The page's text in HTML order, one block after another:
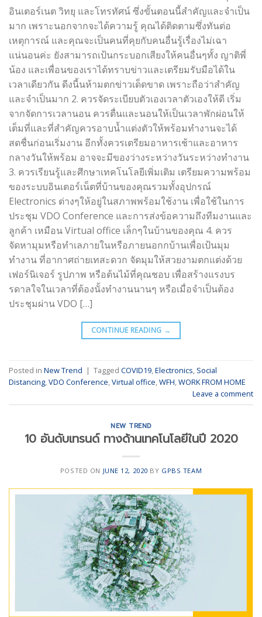
อินเตอร์เนต วิทยุ และโทรทัศน์ ซึ่งขั้นตอนนี้สำคัญและจำเป็น
มาก เพราะนอกจากจะได้ความรู้ คุณได้ติดตามซึ่งทันต่อ
เหตุการณ์ และคุณจะเป็นคนที่คุยกับคนอื่นรู้เรื่องไม่เฉา
แน่นอนค่ะ ยังสามารถเป้นกระบอกเสียงให้คนอื่นๆทั้ง ญาติพี่
น้อง และเพื่อนของเราได้ทราบข่าวและเตรียมรับมือได้ใน
เวลาเดียวกัน ดีงนี้นห้ามตกข่าวเด็ดขาด เพราะถือว่าสำคัญ
และจำเป็นมาก 2. ควรจัดระเบียบตัวเองเวลาตัวเองให้ดี เริ่ม
จากจัดการเวลานอน ควรตื่นและนอนให้เป็นเวลาพักผ่อนให้
เต็มที่และที่สำคัญควรอาบน้ำแต่งตัวให้พร้อมทำงานจะได้
สดชื่นก่อนเริ่มงาน อีกทั้งควรเตรียมอาหารเช้าและอาหาร
กลางวันให้พร้อม อาจจะมีของว่างระหว่างวันระหว่างทำงาน
3. ควรเรียนรู้และศึกษาเทคโนโลยีเพิ่มเติม เตรียมความพร้อม
ของระบบอินเตอร์เน็ตที่บ้านของคุณรวมทั้งอุปกรณ์
Electronics ต่างๆให้อยู่ในสภาพพร้อมใช้งาน เพื่อใช้ในการ
ประชุม VDO Conference และการส่งข้อความถึงทีมงานและ
ลูกค้า เหมือน Virtual office เล็กๆในบ้านของคุณ 4. ควร
จัดหามุมหรือทำเลภายในหรือภายนอกกบ้านเพื่อเป้นมุม
ทำงาน ที่อากาศถ่ายเทสะดวก จัดมุมให้สวยงามตกแต่งด้วย
เฟอร์นิเจอร์ รูปภาพ หรือต้นไม้ที่คุณชอบ เพื่อสร้างแรงบร
รดาลใจในเวลาที่ต้องนั้งทำงานนานๆ หรือเมื่อจำเป็นต้อง
ประชุมผ่าน VDO […]
CONTINUE READING →
Posted in New Trend | Tagged COVID19,Electronics, Social
Distancing,VDO Conference,Virtual office,WFH,WORK FROM HOME
Leave a comment
NEW TREND
10 อันดับเทรนด์ ทางด้านเทคโนโลยีในปี 2020
POSTED ON JUNE 12, 2020 BY GPBS TEAM